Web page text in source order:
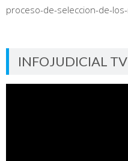
proceso-de-seleccion-de-
INFOJUDICIAL TV